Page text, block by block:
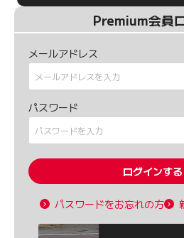
Premium会員
メールアドレス
パスワード
ログインする
パスワードをお忘れの方